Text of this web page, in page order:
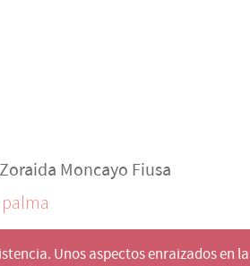
Moncayo Fiusa
Unos aspectos enraizados